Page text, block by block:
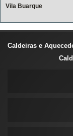
Vila Buarque
Caldeiras e